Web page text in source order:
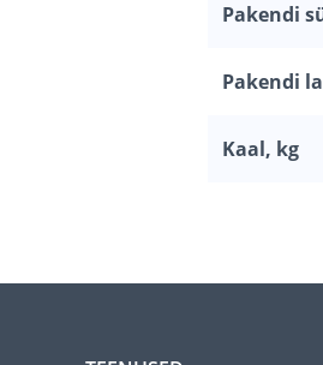
Pakendi
Pakendi
Kaal, kg